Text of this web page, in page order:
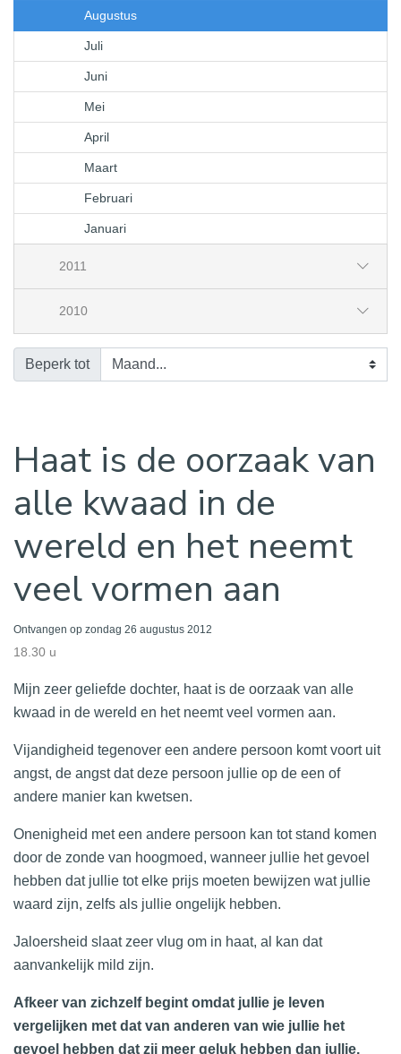
Augustus
Juli
Juni
Mei
April
Maart
Februari
Januari
2011
2010
Beperk tot
Haat is de oorzaak van
alle kwaad in de
wereld en het neemt
veel vormen aan
Ontvangen op zondag 26 augustus 2012
18.30 u
Mijn zeer geliefde dochter, haat is de oorzaak van alle
kwaad in de wereld en het neemt veel vormen aan.
Vijandigheid tegenover een andere persoon komt voort uit
angst, de angst dat deze persoon jullie op de een of
andere manier kan kwetsen.
Onenigheid met een andere persoon kan tot stand komen
door de zonde van hoogmoed, wanneer jullie het gevoel
hebben dat jullie tot elke prijs moeten bewijzen wat jullie
waard zijn, zelfs als jullie ongelijk hebben.
Jaloersheid slaat zeer vlug om in haat, al kan dat
aanvankelijk mild zijn.
Afkeer van zichzelf begint omdat jullie je leven
vergelijken met dat van anderen van wie jullie het
gevoel hebben dat zij meer geluk hebben dan jullie.